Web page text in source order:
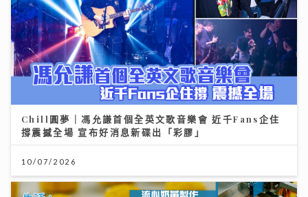
Chill圓夢｜馮允謙首個全英文歌音樂會 近千Fans企住
撐震撼全場 宣布好消息新碟出「彩膠」
10/07/2026